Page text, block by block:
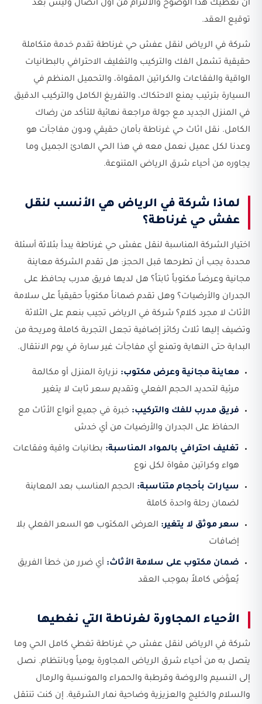
أن تعطيك هذا الوضوح والالتزام من أول اتصال وليس بعد
توقيع العقد.
شركة في الرياض لنقل عفش حي غرناطة تقدم خدمة متكاملة
حقيقية تشمل الفك والتركيب والتغليف الاحترافي بالبطانيات
الواقية والفقاعات والكراتين المقواة، والتحميل المنظم في
السيارة بترتيب يمنع الاحتكاك، والتفريغ الكامل والتركيب الدقيق
في المنزل الجديد مع جولة مراجعة نهائية للتأكد من رضاك
الكامل. نقل اثاث حي غرناطة بأمان حقيقي ودون مفاجآت هو
وعدنا لكل عميل نعمل معه في هذا الحي الهادئ الجميل وما
يجاوره من أحياء شرق الرياض المتنوعة.
لماذا شركة في الرياض هي الأنسب لنقل
عفش حي غرناطة؟
اختيار الشركة المناسبة لنقل عفش حي غرناطة يبدأ بثلاثة أسئلة
محددة يجب أن تطرحها قبل الحجز: هل تقدم الشركة معاينة
مجانية وعرضاً مكتوباً ثابتاً؟ هل لديها فريق مدرب يحافظ على
الجدران والأرضيات؟ وهل تقدم ضماناً مكتوباً حقيقياً على سلامة
الأثاث لا مجرد كلام؟ شركة في الرياض تجيب بنعم على الثلاثة
وتضيف إليها ثلاث ركائز إضافية تجعل التجربة كاملة ومريحة من
البداية حتى النهاية وتمنع أي مفاجآت غير سارة في يوم الانتقال.
معاينة مجانية وعرض مكتوب: نزيارة المنزل أو مكالمة
مرئية لتحديد الحجم الفعلي وتقديم سعر ثابت لا يتغير
فريق مدرب للفك والتركيب: خبرة في جميع أنواع الأثاث مع
الحفاظ على الجدران والأرضيات من أي خدش
تغليف احترافي بالمواد المناسبة: بطانيات واقية وفقاعات
هواء وكراتين مقواة لكل نوع
سيارات بأحجام متناسبة: الحجم المناسب بعد المعاينة
لضمان رحلة واحدة كاملة
سعر موثق لا يتغير: العرض المكتوب هو السعر الفعلي بلا
إضافات
ضمان مكتوب على سلامة الأثاث: أي ضرر من خطأ الفريق
يُعوَّض كاملاً بموجب العقد
الأحياء المجاورة لغرناطة التي نغطيها
شركة في الرياض لنقل عفش حي غرناطة تغطي كامل الحي وما
يتصل به من أحياء شرق الرياض المجاورة يومياً وبانتظام. نصل
إلى النسيم والروضة وقرطبة والحمراء والمونسية والرمال
والسلام والخليج والعزيزية وضاحية نمار الشرقية. إن كنت تنتقل